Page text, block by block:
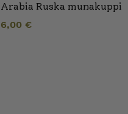
Arabia Ruska munakuppi
6,00 €